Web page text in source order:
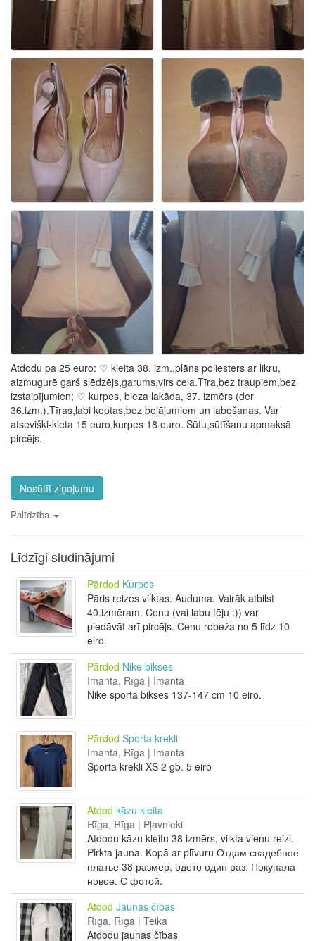
Atdodu pa 25 euro: ♡ kleita 38. izm.,plāns poliesters ar likru,
aizmugurē garš slēdzējs,garums,virs ceļa.Tīra,bez traupiem,bez
izstaipījumien; ♡ kurpes, bieza lakāda, 37. izmērs (der
36.izm.).Tīras,labi koptas,bez bojājumiem un labošanas. Var
atsevišķi-kleta 15 euro,kurpes 18 euro. Sūtu,sūtīšanu apmaksā
pircējs.
Nosūtīt ziņojumu
Palīdzība
Līdzīgi sludinājumi
Pārdod Kurpes
Pāris reizes vilktas. Auduma. Vairāk atbilst
40.izmēram. Cenu (vai labu tēju :)) var
piedāvāt arī pircējs. Cenu robeža no 5 līdz 10
eiro.
Pārdod Nike bikses
Imanta, Rīga | Imanta
Nike sporta bikses 137-147 cm 10 eiro.
Pārdod Sporta krekli
Imanta, Rīga | Imanta
Sporta krekli XS 2 gb. 5 eiro
Atdod kāzu kleita
Rīga, Rīga | Pļavnieki
Atdodu kāzu kleitu 38 izmērs, vilkta vienu reizi.
Pirkta jauna. Kopā ar plīvuru Отдам свадебное
платье 38 размер, одето один раз. Покупала
новое. С фотой.
Atdod Jaunas čības
Rīga, Rīga | Teika
Atdodu jaunas čības